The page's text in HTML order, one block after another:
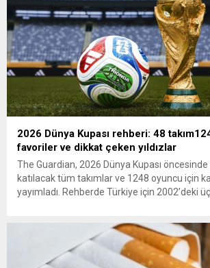
2026 Dünya Kupası rehberi: 48
favoriler ve dikkat çeken yıldızlar
The Guardian, 2026 Dünya Kupası
katılacak tüm takımlar ve 1248 oyuncu için
yayımladı. Rehberde Türkiye için 2002’deki
yaratmaya hazır” olarak değerlendirildi. A Milli
Arda Güler gösterildi. The...